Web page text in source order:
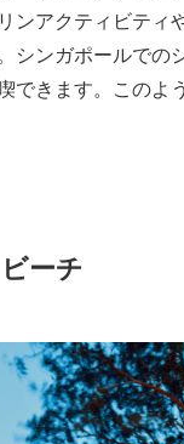
ンアクティビティ
シンガポールで
できます。この
ーチ